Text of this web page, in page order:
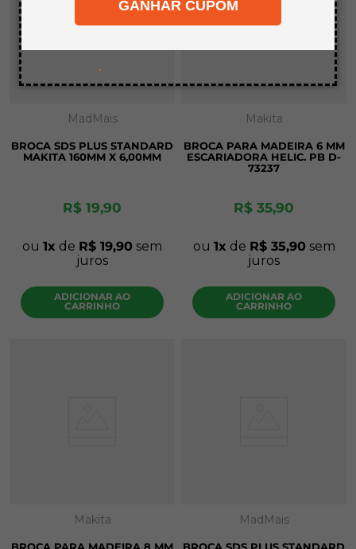
GANHAR CUPOM
.
MadMais
BROCA SDS PLUS STANDARD
MAKITA 160MM X 6,00MM
R$ 19,90
ou 1 de R$ 19,90 sem
juros
ADICIONAR AO
CARRINHO
Makita
BROCA PARA MADEIRA 6 MM
ESCARIADORA HELIC. PB D-
73237
R$ 35,90
ou 1 de R$ 35,90 sem
juros
ADICIONAR AO
CARRINHO
Makita MadMais